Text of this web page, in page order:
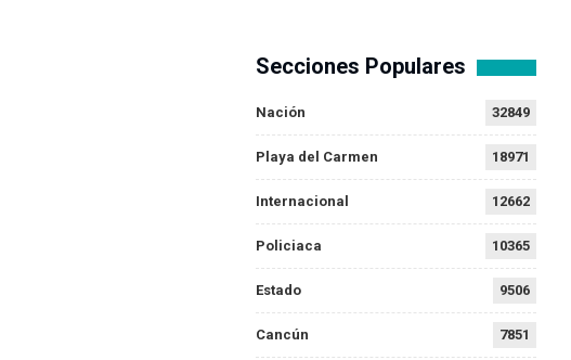
Secciones Populares
Nación 32849
Playa del Carmen 18971
Internacional 12662
Policiaca 10365
Estado 9506
Cancún 7851